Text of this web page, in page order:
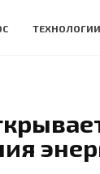
ТЕХНОЛОГИИ